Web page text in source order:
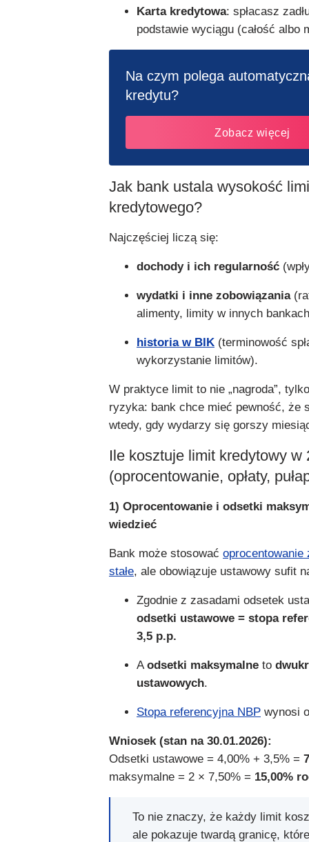
Karta kredytowa: spłacasz
podstawie wyciągu (całość albo
Na czym polega
kredytu?
Zobacz więcej
Jak bank ustala wysokość
kredytowego?
Najczęściej liczą się:
dochody i ich regularność
wydatki i inne zobowiązania
alimenty, limity w innych
historia w BIK (terminowość
wykorzystanie limitów).
W praktyce limit to nie „nagroda”,
ryzyka: bank chce mieć pewność, że
wtedy, gdy wydarzy się gorszy
Ile kosztuje limit kredytowy w
(oprocentowanie, opłaty,
1) Oprocentowanie i odsetki
wiedzieć
Bank może stosować oprocentowanie
stałe, ale obowiązuje ustawowy sufit
Zgodnie z zasadami odsetek
odsetki ustawowe = stopa
3,5 p.p.
Aodsetki maksymalne to
ustawowych.
Stopa referencyjna NBP wynosi
Wniosek (stan na 30.01.2026):
Odsetki ustawowe = 4,00% + 3,5% =
maksymalne = 2 × 7,50% = 15,00%
To nie znaczy, że każdy limit
ale pokazuje twardą granicę,